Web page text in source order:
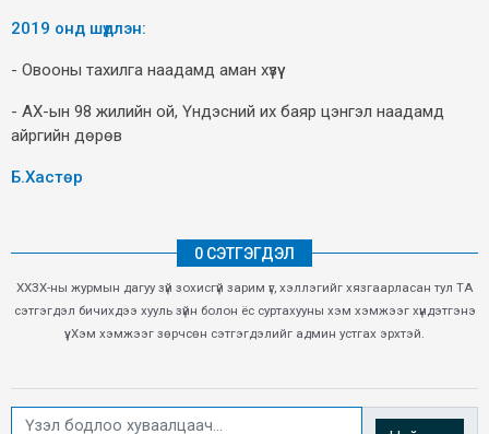
2019 онд шүдлэн:
- Овооны тахилга наадамд аман хүзүү
- АХ-ын 98 жилийн ой, Үндэсний их баяр цэнгэл наадамд
айргийн дөрөв
Б.Хастөр
0 СЭТГЭГДЭЛ
ХХЗХ-ны журмын дагуу зүй зохисгүй зарим үг, хэллэгийг хязгаарласан тул ТА
сэтгэгдэл бичихдээ хууль зүйн болон ёс суртахууны хэм хэмжээг хүндэтгэнэ
үү. Хэм хэмжээг зөрчсөн сэтгэгдэлийг админ устгах эрхтэй.